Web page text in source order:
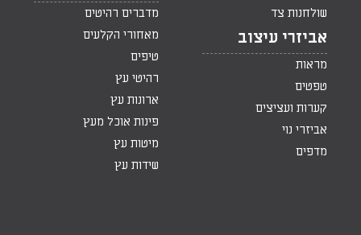
שולחנות צד
אביזרי עיצוב
מראות
טפטים
קערות ועציצים
אביזרי נוי
מדפים
מדברים רהיטים
מאחורי הקלעים
טיפים
רהיטי עץ
ארונות עץ
פינות אוכל מעץ
מיטות עץ
שידות עץ